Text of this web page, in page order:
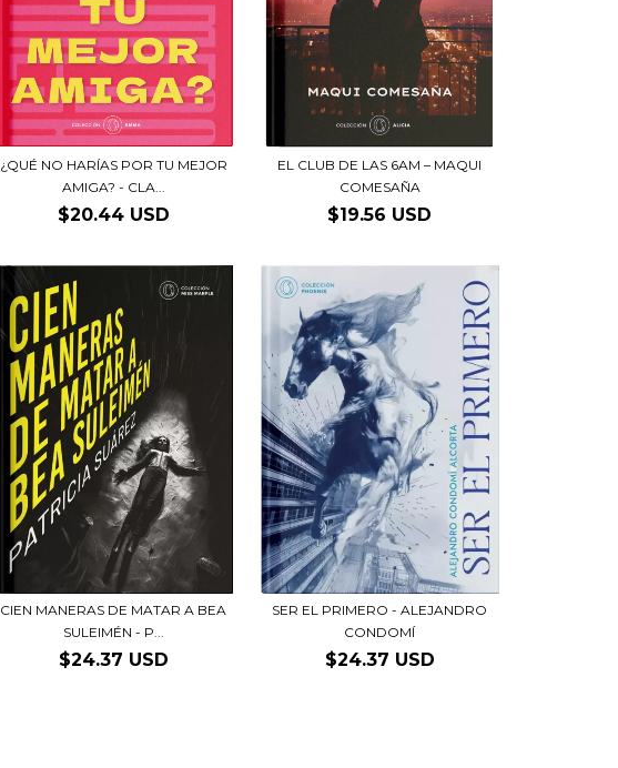
¿QUÉ NO HARÍAS POR TU MEJOR
AMIGA? - CLA...
$20.44 USD
EL CLUB DE LAS 6AM – MAQUI
COMESAÑA
$19.56 USD
CIEN MANERAS DE MATAR A BEA
SULEIMÉN - P...
$24.37 USD
SER EL PRIMERO - ALEJANDRO
CONDOMÍ
$24.37 USD